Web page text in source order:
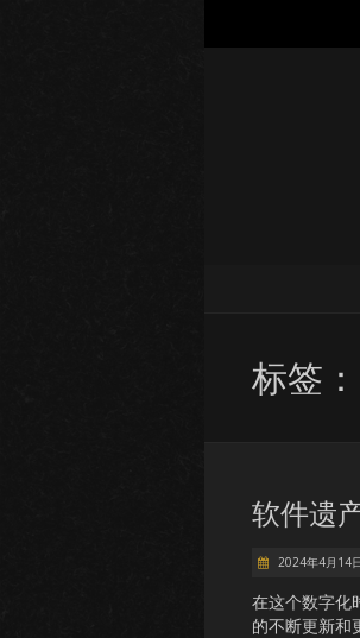
标签：
软件遗
2024年4月14
在这个数字化
的不断更新和